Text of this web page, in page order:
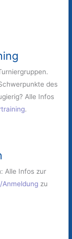
des
Alle Infos
.
Alle Infos zur
zu